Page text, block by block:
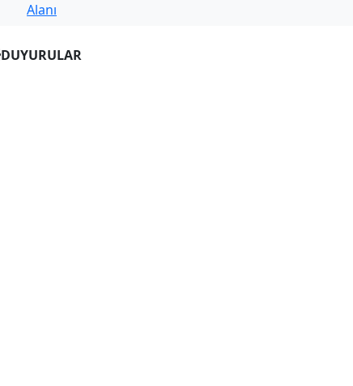
Alanı
DUYURULAR